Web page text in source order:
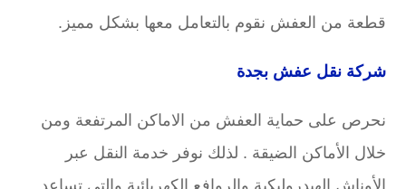
قطعة من العفش نقوم بالتعامل معها بشكل مميز.
شركة نقل عفش بجدة
نحرص على حماية العفش من الاماكن المرتفعة ومن
خلال الأماكن الضيقة . لذلك نوفر خدمة النقل عبر
الأوناش الهيدروليكية والروافع الكهربائية والتي تساعد